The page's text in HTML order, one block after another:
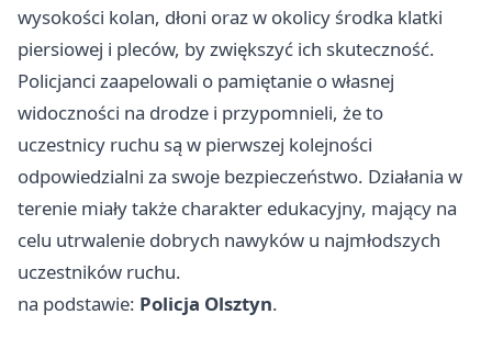
wysokości kolan, dłoni oraz w okolicy środka klatki
piersiowej i pleców, by zwiększyć ich skuteczność.
Policjanci zaapelowali o pamiętanie o własnej
widoczności na drodze i przypomnieli, że to
uczestnicy ruchu są w pierwszej kolejności
odpowiedzialni za swoje bezpieczeństwo. Działania w
terenie miały także charakter edukacyjny, mający na
celu utrwalenie dobrych nawyków u najmłodszych
uczestników ruchu.
na podstawie: Policja Olsztyn.